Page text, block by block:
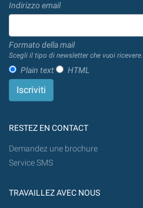
Indirizzo email
Formato della mail
Scegli il tipo di newsletter che vuoi ricevere.
Plain text HTML
RESTEZ EN CONTACT
Demandez une brochure
Service SMS
TRAVAILLEZ AVEC NOUS